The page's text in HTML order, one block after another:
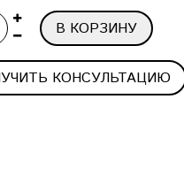
В КОРЗИНУ
КОНСУЛЬТАЦИЮ